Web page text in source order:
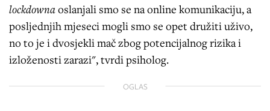
lockdownaoslanjali smo se na online komunikaciju, a
posljednjih mjeseci mogli smo se opet družiti uživo,
no to je i dvosjekli mač zbog potencijalnog rizika i
izloženosti zarazi", tvrdi psiholog.
OGLAS